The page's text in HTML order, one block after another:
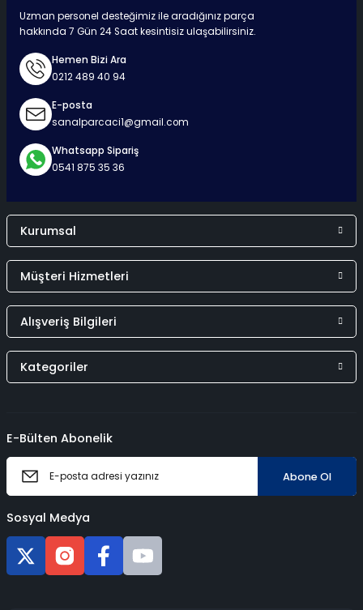
Surpriz Hediyeler
Uzman personel desteğimiz ile aradığınız parça
hakkında 7 Gün 24 Saat kesintisiz ulaşabilirsiniz.
Hemen Bizi Ara
0212 489 40 94
E-posta
sanalparcaci1@gmail.com
Whatsapp Sipariş
0541 875 35 36
Kurumsal
Müşteri Hizmetleri
Alışveriş Bilgileri
Kategoriler
E-Bülten Abonelik
Abone Ol
Sosyal Medya